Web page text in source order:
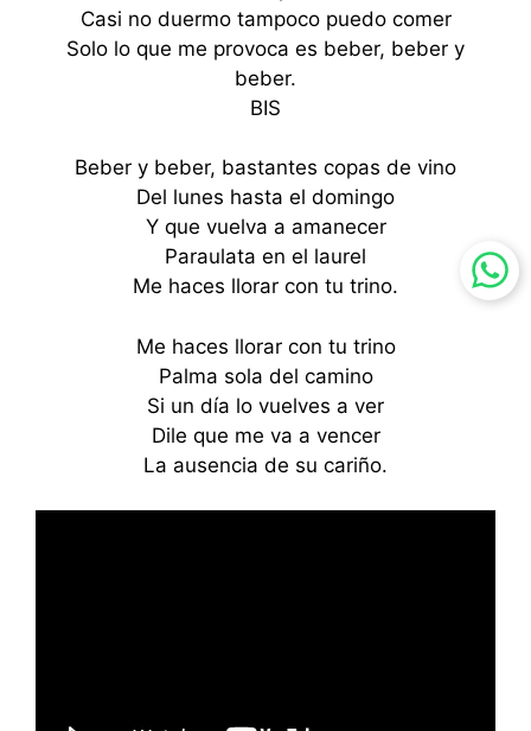
Casi no duermo tampoco puedo comer
Solo lo que me provoca es beber, beber y
beber.
BIS
Beber y beber, bastantes copas de vino
Del lunes hasta el domingo
Y que vuelva a amanecer
Paraulata en el laurel
Me haces llorar con tu trino.
Me haces llorar con tu trino
Palma sola del camino
Si un día lo vuelves a ver
Dile que me va a vencer
La ausencia de su cariño.